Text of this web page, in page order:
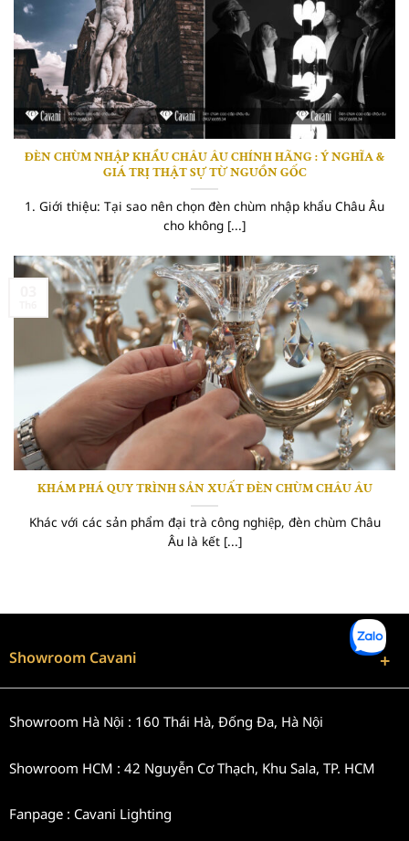
ĐÈN CHÙM NHẬP KHẨU CHÂU ÂU CHÍNH HÃNG : Ý NGHĨA &
GIÁ TRỊ THẬT SỰ TỪ NGUỒN GỐC
1. Giới thiệu: Tại sao nên chọn đèn chùm nhập khẩu Châu Âu
cho không [...]
KHÁM PHÁ QUY TRÌNH SẢN XUẤT ĐÈN CHÙM CHÂU ÂU
Khác với các sản phẩm đại trà công nghiệp, đèn chùm Châu
Âu là kết [...]
Showroom Cavani
Showroom Hà Nội : 160 Thái Hà, Đống Đa, Hà Nội
Showroom HCM : 42 Nguyễn Cơ Thạch, Khu Sala, TP. HCM
Fanpage : Cavani Lighting